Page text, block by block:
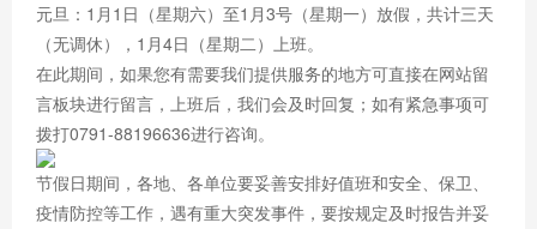
元旦：1月1日（星期六）至1月3号（星期一）放假，共计三天
（无调休），1月4日（星期二）上班。
在此期间，如果您有需要我们提供服务的地方可直接在网站留
言板块进行留言，上班后，我们会及时回复；如有紧急事项可
拨打0791-88196636进行咨询。
节假日期间，各地、各单位要妥善安排好值班和安全、保卫、
疫情防控等工作，遇有重大突发事件，要按规定及时报告并妥